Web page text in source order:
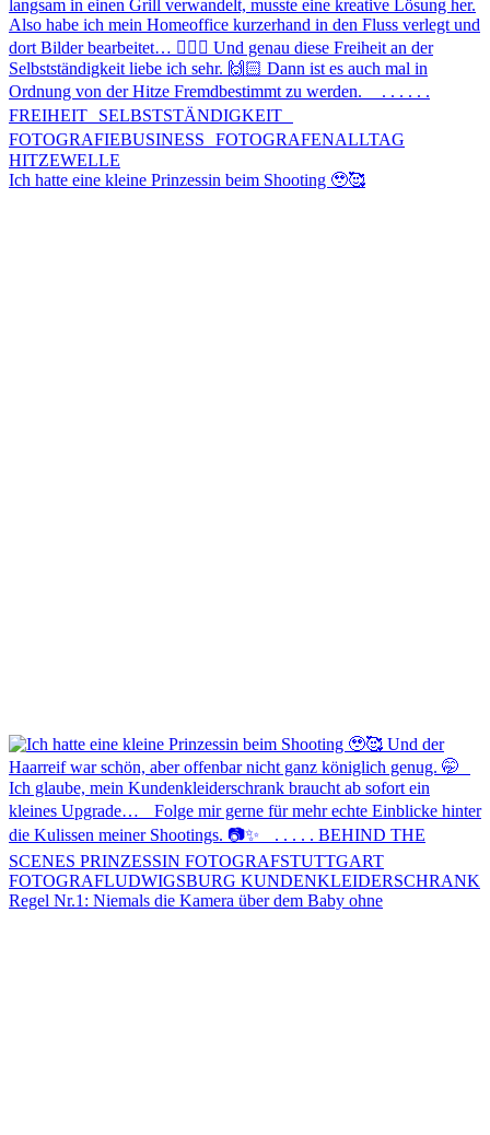
Ich hatte eine kleine Prinzessin beim Shooting 🥹🥰
Regel Nr.1: Niemals die Kamera über dem Baby ohne